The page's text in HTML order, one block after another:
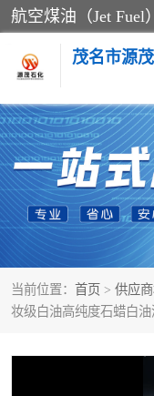
茂名市源
当前位置： 首页 > 供应
妆级白油高纯度石蜡白
RP3航空煤油
D40+D60溶剂油
6号+120号溶剂油
异构烷烃